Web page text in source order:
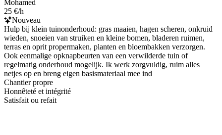
Mohamed
25 €/h
Nouveau
Hulp bij klein tuinonderhoud: gras maaien, hagen scheren, onkruid
wieden, snoeien van struiken en kleine bomen, bladeren ruimen,
terras en oprit propermaken, planten en bloembakken verzorgen.
Ook eenmalige opknapbeurten van een verwilderde tuin of
regelmatig onderhoud mogelijk. Ik werk zorgvuldig, ruim alles
netjes op en breng eigen basismateriaal mee ind
Chantier propre
Honnêteté et intégrité
Satisfait ou refait